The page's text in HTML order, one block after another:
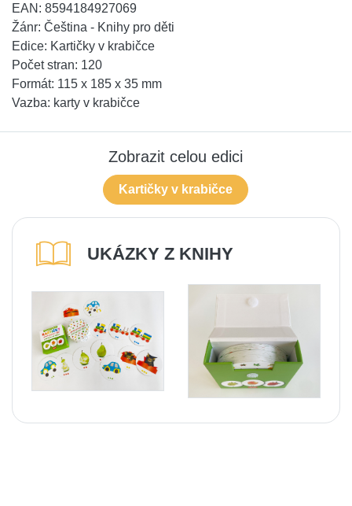
EAN: 8594184927069
Žánr: Čeština - Knihy pro děti
Edice: Kartičky v krabičce
Počet stran: 120
Formát: 115 x 185 x 35 mm
Vazba: karty v krabičce
Zobrazit celou edici
Kartičky v krabičce
UKÁZKY Z KNIHY